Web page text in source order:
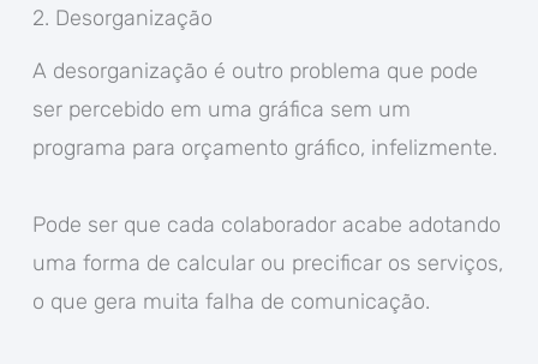
2. Desorganização
A desorganização é outro problema que pode
ser percebido em uma gráfica sem um
programa para orçamento gráfico, infelizmente.
Pode ser que cada colaborador acabe adotando
uma forma de calcular ou precificar os serviços,
o que gera muita falha de comunicação.